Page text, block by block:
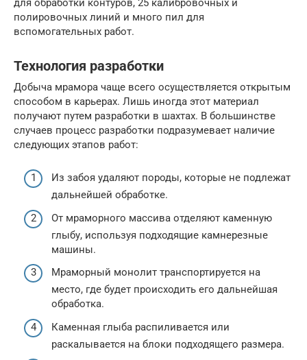
для обработки контуров, 25 калибровочных и
полировочных линий и много пил для
вспомогательных работ.
Технология разработки
Добыча мрамора чаще всего осуществляется открытым
способом в карьерах. Лишь иногда этот материал
получают путем разработки в шахтах. В большинстве
случаев процесс разработки подразумевает наличие
следующих этапов работ:
Из забоя удаляют породы, которые не подлежат
дальнейшей обработке.
От мраморного массива отделяют каменную
глыбу, используя подходящие камнерезные
машины.
Мраморный монолит транспортируется на
место, где будет происходить его дальнейшая
обработка.
Каменная глыба распиливается или
раскалывается на блоки подходящего размера.